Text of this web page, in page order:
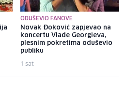
ODUŠEVIO FANOVE
Novak Đoković zapjevao na
koncertu Vlade Georgieva,
plesnim pokretima oduševio
publiku
1 sat